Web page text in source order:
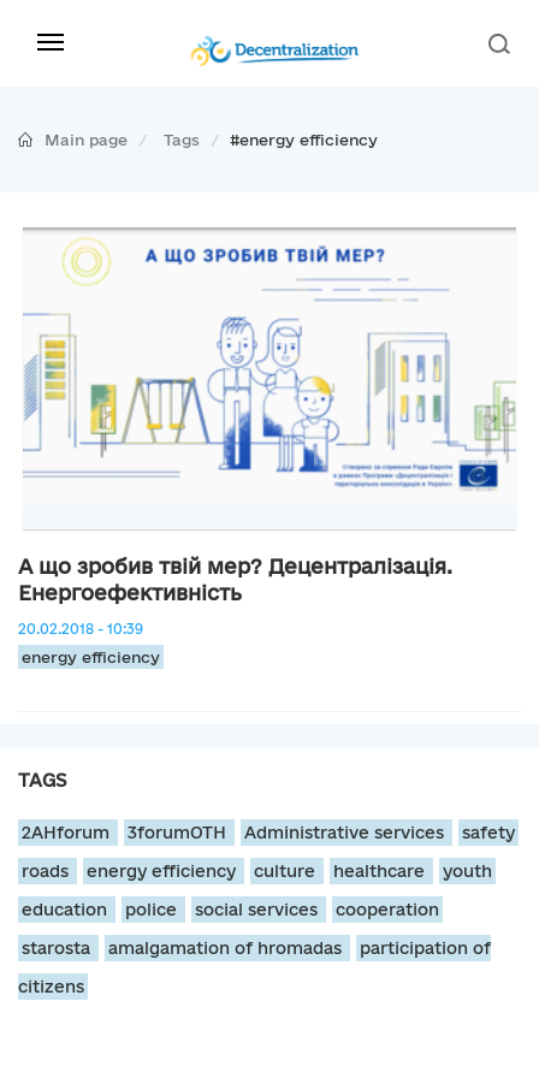
Main page Tags #energy efficiency
А що зробив твій мер? Децентралізація.
Енергоефективність
20.02.2018 - 10:39
energy efficiency
TAGS
2AHforum 3forumOTH Administrative services
safety
roads
energy efficiency culture healthcare
youth
education
police social services
cooperation
starosta
amalgamation of hromadas
participation of
citizens